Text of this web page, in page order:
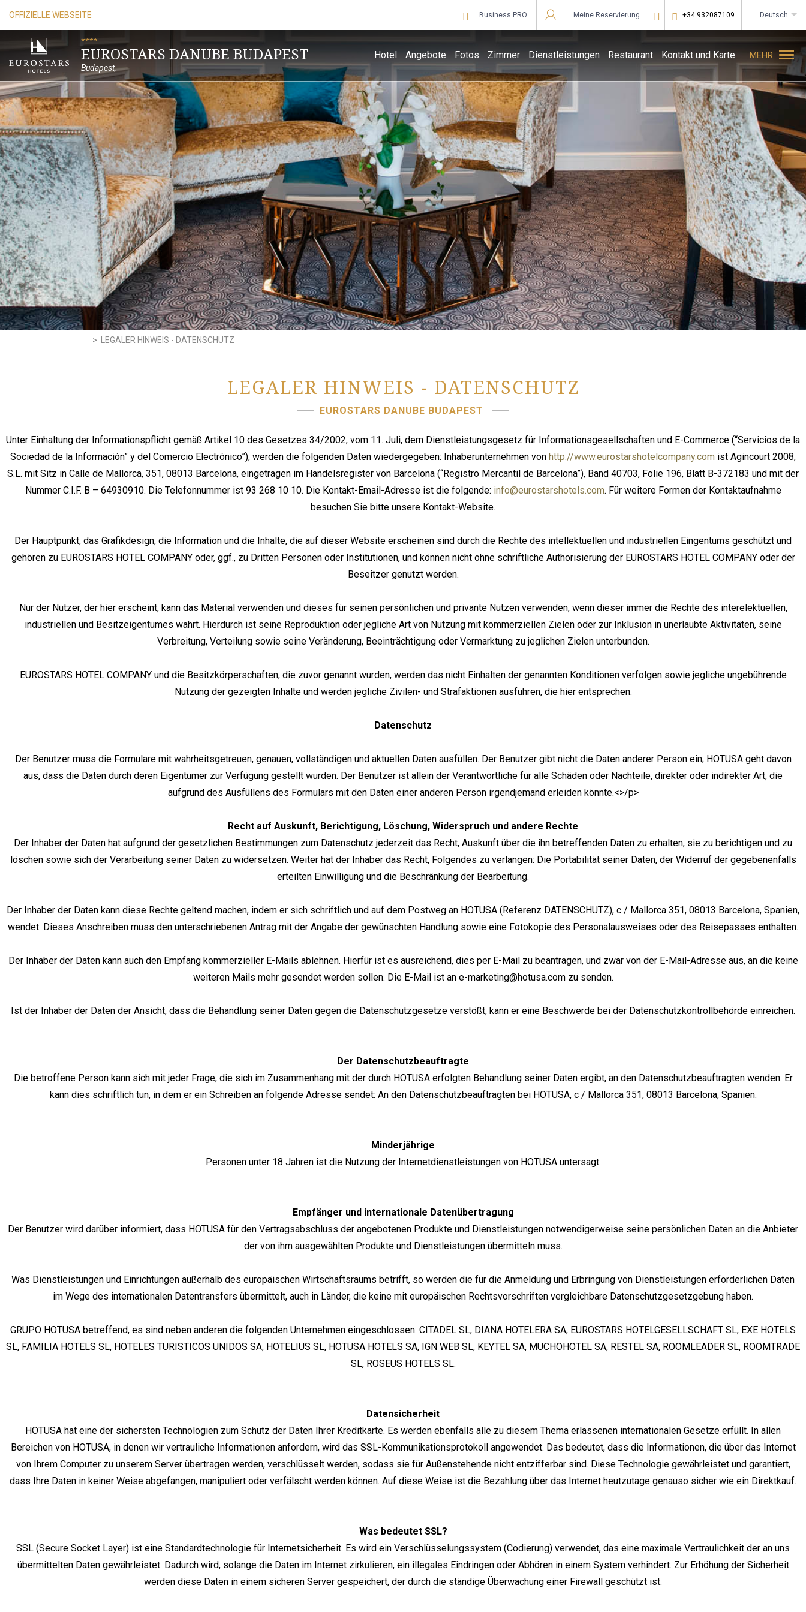
OFFIZIELLE WEBSEITE
Business PRO
Meine Reservierung +34 932087109 deutsch
****
EUROSTARS DANUBE BUDAPEST
Budapest,
Hotel Angebote Fotos Zimmer Dienstleistungen Restaurant Kontakt und Karte MEHR
> LEGALER HINWEIS - DATENSCHUTZ
LEGALER HINWEIS - DATENSCHUTZ
EUROSTARS DANUBE BUDAPEST
Unter Einhaltung der Informationspflicht gemäß Artikel 10 des Gesetzes 34/2002, vom 11. Juli, dem Dienstleistungsgesetz für Informationsgesellschaften und E-Commerce (“Servicios de la
Sociedad de la Información” y del Comercio Electrónico”), werden die folgenden Daten wiedergegeben: Inhaberunternehmen von http://www.eurostarshotelcompany.com ist Agincourt 2008,
S.L. mit Sitz in Calle de Mallorca, 351, 08013 Barcelona, eingetragen im Handelsregister von Barcelona (“Registro Mercantil de Barcelona”), Band 40703, Folie 196, Blatt B-372183 und mit der
Nummer C.I.F. B – 64930910. Die Telefonnummer ist 93 268 10 10. Die Kontakt-Email-Adresse ist die folgende: info@eurostarshotels.com. Für weitere Formen der Kontaktaufnahme
besuchen Sie bitte unsere Kontakt-Website.
Der Hauptpunkt, das Grafikdesign, die Information und die Inhalte, die auf dieser Website erscheinen sind durch die Rechte des intellektuellen und industriellen Eingentums geschützt und
gehören zu EUROSTARS HOTEL COMPANY oder, ggf., zu Dritten Personen oder Institutionen, und können nicht ohne schriftliche Authorisierung der EUROSTARS HOTEL COMPANY oder der
Beseitzer genutzt werden.
Nur der Nutzer, der hier erscheint, kann das Material verwenden und dieses für seinen persönlichen und privante Nutzen verwenden, wenn dieser immer die Rechte des interelektuellen,
industriellen und Besitzeigentumes wahrt. Hierdurch ist seine Reproduktion oder jegliche Art von Nutzung mit kommerziellen Zielen oder zur Inklusion in unerlaubte Aktivitäten, seine
Verbreitung, Verteilung sowie seine Veränderung, Beeinträchtigung oder Vermarktung zu jeglichen Zielen unterbunden.
EUROSTARS HOTEL COMPANY und die Besitzkörperschaften, die zuvor genannt wurden, werden das nicht Einhalten der genannten Konditionen verfolgen sowie jegliche ungebührende
Nutzung der gezeigten Inhalte und werden jegliche Zivilen- und Strafaktionen ausführen, die hier entsprechen.
Datenschutz
Der Benutzer muss die Formulare mit wahrheitsgetreuen, genauen, vollständigen und aktuellen Daten ausfüllen. Der Benutzer gibt nicht die Daten anderer Person ein; HOTUSA geht davon
aus, dass die Daten durch deren Eigentümer zur Verfügung gestellt wurden. Der Benutzer ist allein der Verantwortliche für alle Schäden oder Nachteile, direkter oder indirekter Art, die
aufgrund des Ausfüllens des Formulars mit den Daten einer anderen Person irgendjemand erleiden könnte.<>/p>
Recht auf Auskunft, Berichtigung, Löschung, Widerspruch und andere Rechte
Der Inhaber der Daten hat aufgrund der gesetzlichen Bestimmungen zum Datenschutz jederzeit das Recht, Auskunft über die ihn betreffenden Daten zu erhalten, sie zu berichtigen und zu
löschen sowie sich der Verarbeitung seiner Daten zu widersetzen. Weiter hat der Inhaber das Recht, Folgendes zu verlangen: Die Portabilität seiner Daten, der Widerruf der gegebenenfalls
erteilten Einwilligung und die Beschränkung der Bearbeitung.
Der Inhaber der Daten kann diese Rechte geltend machen, indem er sich schriftlich und auf dem Postweg an HOTUSA (Referenz DATENSCHUTZ), c / Mallorca 351, 08013 Barcelona, Spanien,
wendet. Dieses Anschreiben muss den unterschriebenen Antrag mit der Angabe der gewünschten Handlung sowie eine Fotokopie des Personalausweises oder des Reisepasses enthalten.
Der Inhaber der Daten kann auch den Empfang kommerzieller E-Mails ablehnen. Hierfür ist es ausreichend, dies per E-Mail zu beantragen, und zwar von der E-Mail-Adresse aus, an die keine
weiteren Mails mehr gesendet werden sollen. Die E-Mail ist an e-marketing@hotusa.com zu senden.
Ist der Inhaber der Daten der Ansicht, dass die Behandlung seiner Daten gegen die Datenschutzgesetze verstößt, kann er eine Beschwerde bei der Datenschutzkontrollbehörde einreichen.
Der Datenschutzbeauftragte
Die betroffene Person kann sich mit jeder Frage, die sich im Zusammenhang mit der durch HOTUSA erfolgten Behandlung seiner Daten ergibt, an den Datenschutzbeauftragten wenden. Er
kann dies schriftlich tun, in dem er ein Schreiben an folgende Adresse sendet: An den Datenschutzbeauftragten bei HOTUSA, c / Mallorca 351, 08013 Barcelona, Spanien.
Minderjährige
Personen unter 18 Jahren ist die Nutzung der Internetdienstleistungen von HOTUSA untersagt.
Empfänger und internationale Datenübertragung
Der Benutzer wird darüber informiert, dass HOTUSA für den Vertragsabschluss der angebotenen Produkte und Dienstleistungen notwendigerweise seine persönlichen Daten an die Anbieter
der von ihm ausgewählten Produkte und Dienstleistungen übermitteln muss.
Was Dienstleistungen und Einrichtungen außerhalb des europäischen Wirtschaftsraums betrifft, so werden die für die Anmeldung und Erbringung von Dienstleistungen erforderlichen Daten
im Wege des internationalen Datentransfers übermittelt, auch in Länder, die keine mit europäischen Rechtsvorschriften vergleichbare Datenschutzgesetzgebung haben.
GRUPO HOTUSA betreffend, es sind neben anderen die folgenden Unternehmen eingeschlossen: CITADEL SL, DIANA HOTELERA SA, EUROSTARS HOTELGESELLSCHAFT SL, EXE HOTELS
SL, FAMILIA HOTELS SL, HOTELES TURISTICOS UNIDOS SA, HOTELIUS SL, HOTUSA HOTELS SA, IGN WEB SL, KEYTEL SA, MUCHOHOTEL SA, RESTEL SA, ROOMLEADER SL, ROOMTRADE
SL, ROSEUS HOTELS SL.
Datensicherheit
HOTUSA hat eine der sichersten Technologien zum Schutz der Daten Ihrer Kreditkarte. Es werden ebenfalls alle zu diesem Thema erlassenen internationalen Gesetze erfüllt. In allen
Bereichen von HOTUSA, in denen wir vertrauliche Informationen anfordern, wird das SSL-Kommunikationsprotokoll angewendet. Das bedeutet, dass die Informationen, die über das Internet
von Ihrem Computer zu unserem Server übertragen werden, verschlüsselt werden, sodass sie für Außenstehende nicht entzifferbar sind. Diese Technologie gewährleistet und garantiert,
dass Ihre Daten in keiner Weise abgefangen, manipuliert oder verfälscht werden können. Auf diese Weise ist die Bezahlung über das Internet heutzutage genauso sicher wie ein Direktkauf.
Was bedeutet SSL?
SSL (Secure Socket Layer) ist eine Standardtechnologie für Internetsicherheit. Es wird ein Verschlüsselungssystem (Codierung) verwendet, das eine maximale Vertraulichkeit der an uns
übermittelten Daten gewährleistet. Dadurch wird, solange die Daten im Internet zirkulieren, ein illegales Eindringen oder Abhören in einem System verhindert. Zur Erhöhung der Sicherheit
werden diese Daten in einem sicheren Server gespeichert, der durch die ständige Überwachung einer Firewall geschützt ist.